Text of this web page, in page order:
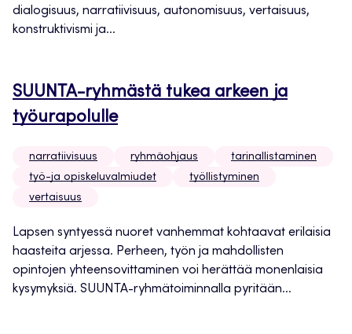
dialogisuus, narratiivisuus, autonomisuus, vertaisuus,
konstruktivismi ja...
SUUNTA-ryhmästä tukea arkeen ja
työurapolulle
narratiivisuus ryhmäohjaus
tarinallistaminen
työ-ja opiskeluvalmiudet
työllistyminen
vertaisuus
Lapsen syntyessä nuoret vanhemmat kohtaavat erilaisia
haasteita arjessa. Perheen, työn ja mahdollisten
opintojen yhteensovittaminen voi herättää monenlaisia
kysymyksiä. SUUNTA-ryhmätoiminnalla pyritään...